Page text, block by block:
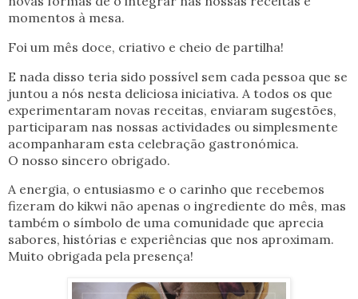
momentos à mesa.
Foi um mês doce, criativo e cheio de partilha!
E nada disso teria sido possível sem cada pessoa que se
juntou a nós nesta deliciosa iniciativa. A todos os que
experimentaram novas receitas, enviaram sugestões,
participaram nas nossas actividades ou simplesmente
acompanharam esta celebração gastronómica.
O nosso sincero obrigado.
A energia, o entusiasmo e o carinho que recebemos
fizeram do kikwi não apenas o ingrediente do mês, mas
também o símbolo de uma comunidade que aprecia
sabores, histórias e experiências que nos aproximam.
Muito obrigada pela presença!